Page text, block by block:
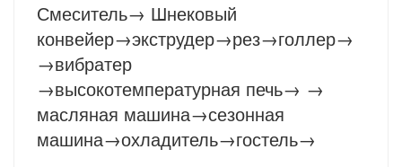
Смеситель→ Шнековый
конвейер→экструдер→рез→голлер→
→вибратер
→высокотемпературная печь→ →
масляная машина→сезонная
машина→охладитель→гостель→